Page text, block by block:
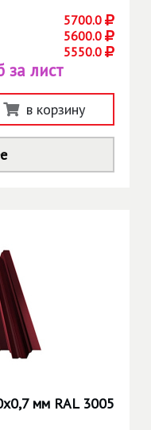
5700.0
5600.0
5550.0
за лист
в корзину
мм RAL 3005